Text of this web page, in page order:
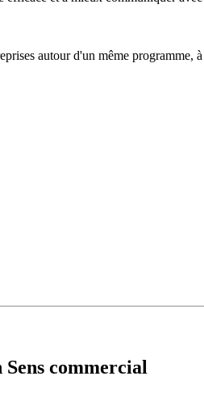
autour d'un même programme,
Sens commercial